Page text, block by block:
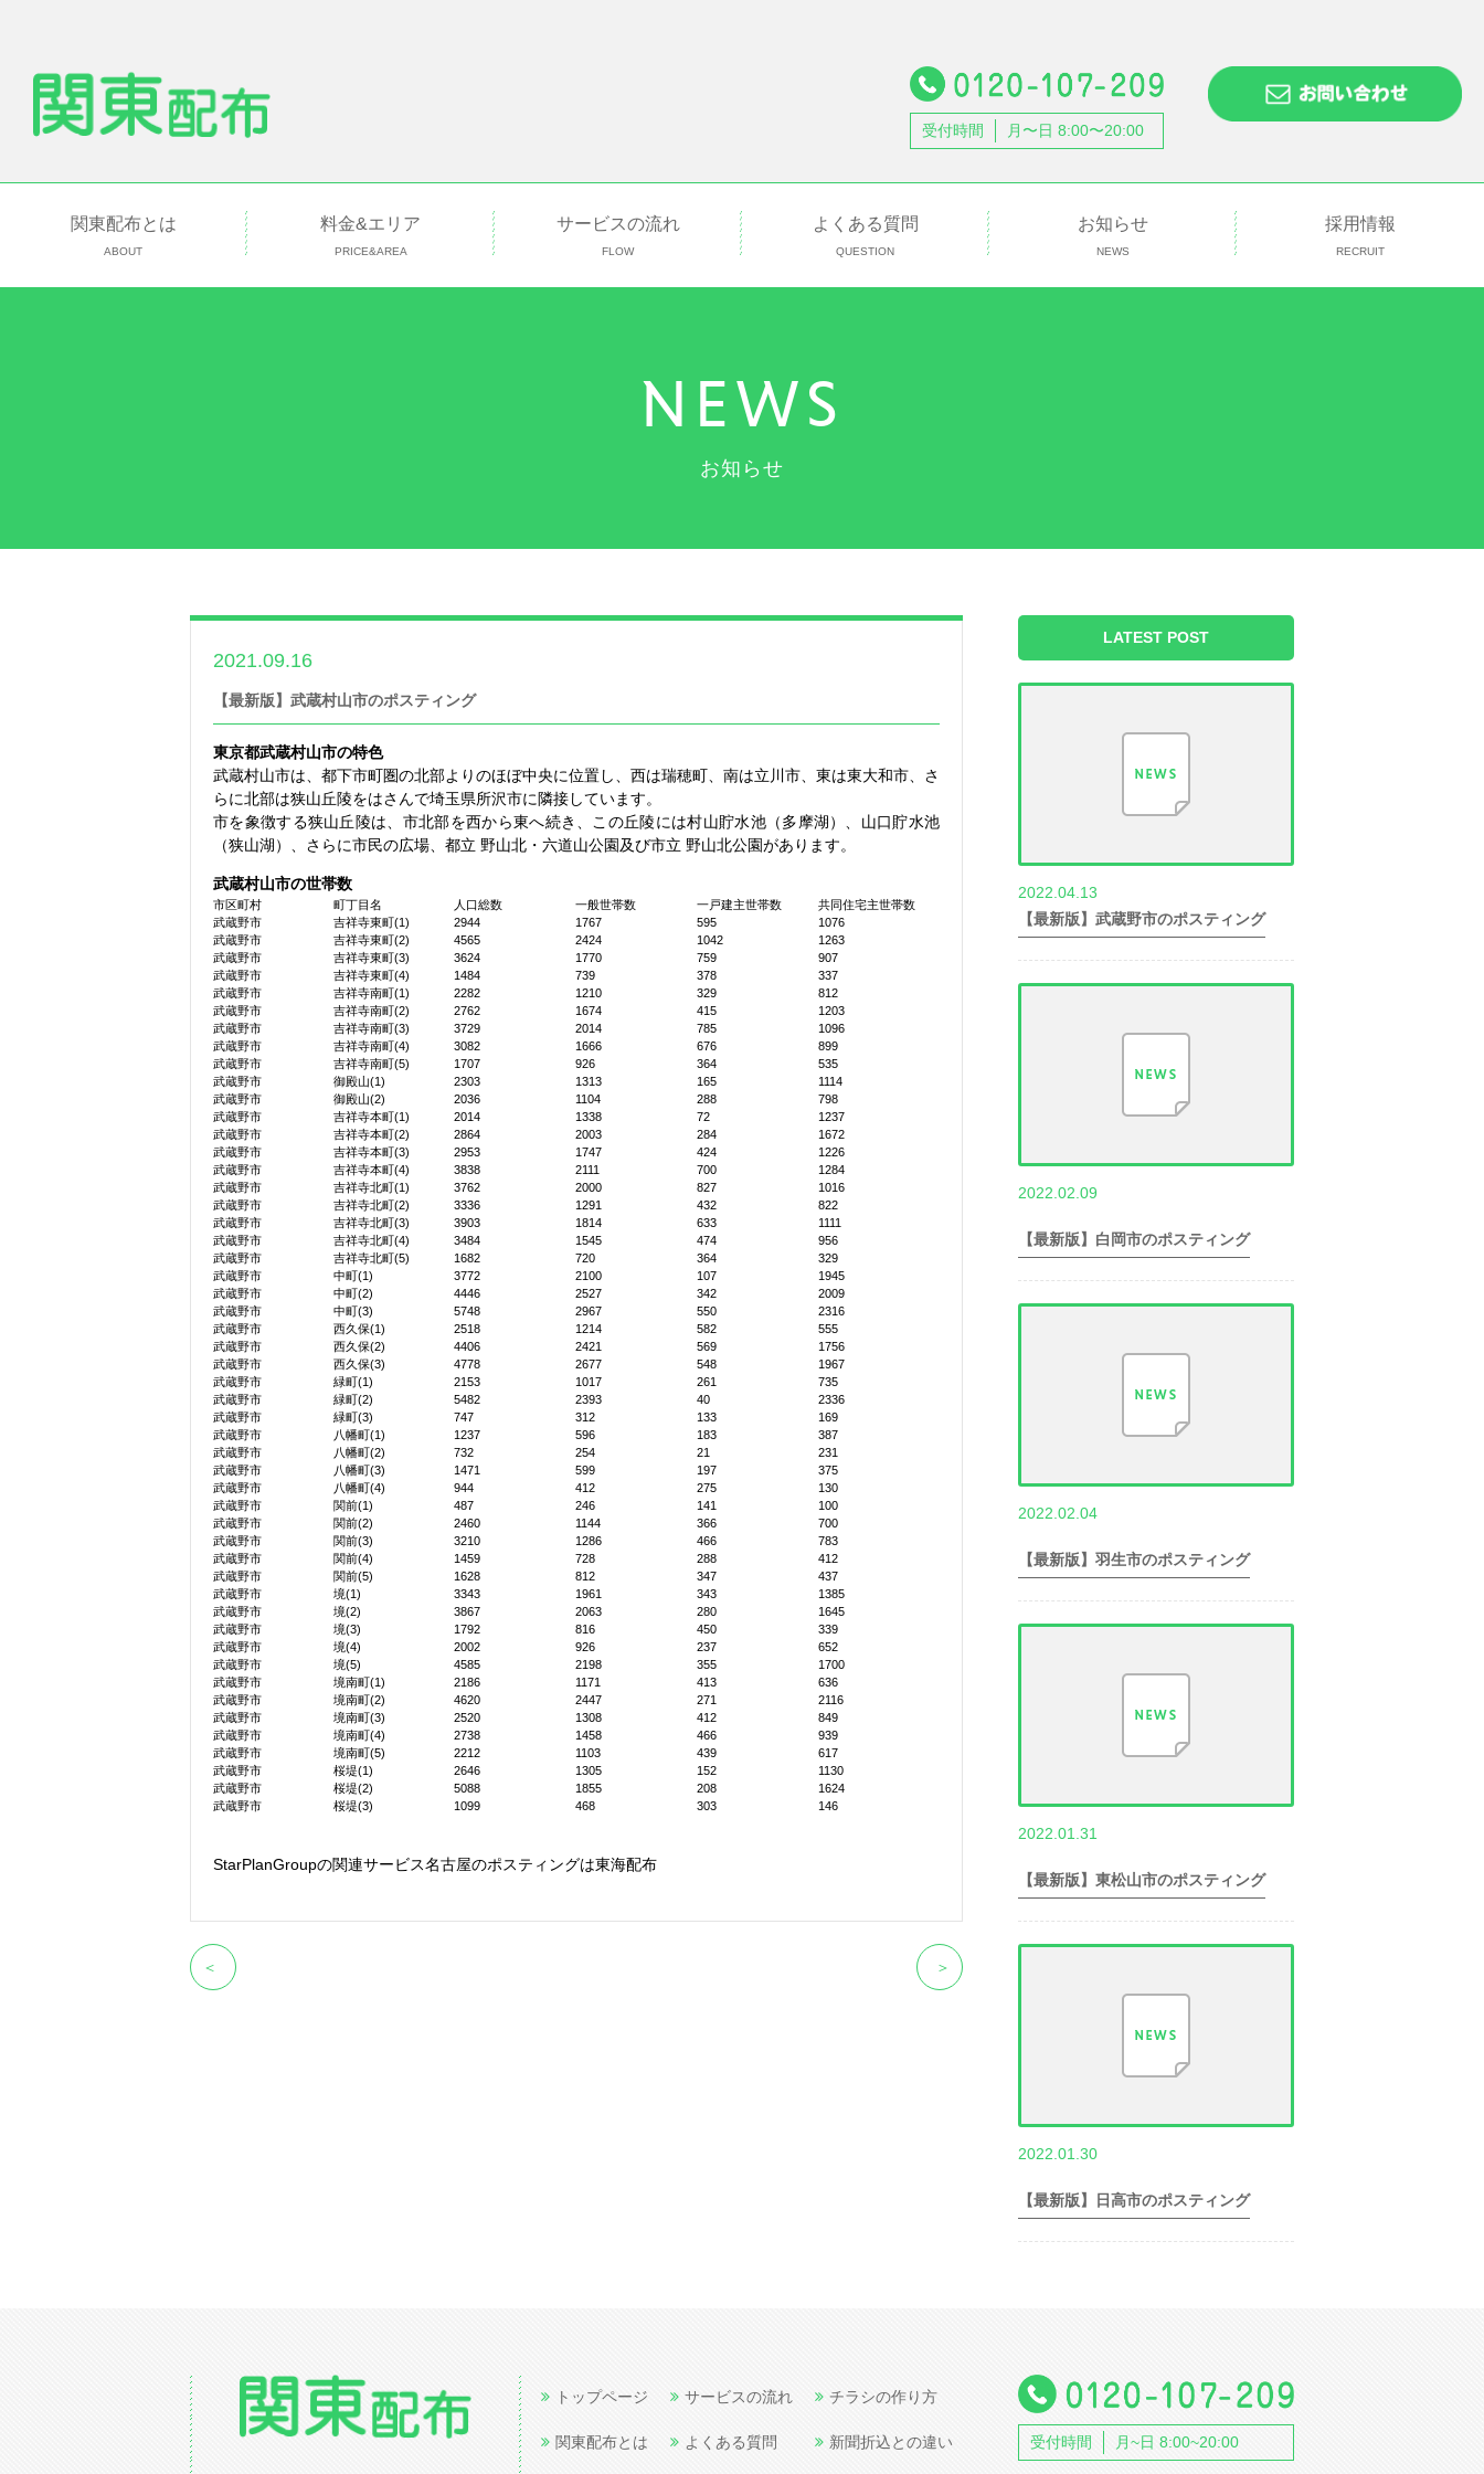
受付時間 月〜日 8:00〜20:00
関東配布とは
ABOUT
料金&エリア
PRICE&AREA
サービスの流れ
FLOW
よくある質問
QUESTION
お知らせ
NEWS
採用情報
RECRUIT
NEWS
お知らせ
2021.09.16
【最新版】武蔵村山市のポスティング
東京都武蔵村山市の特色
武蔵村山市は、都下市町圏の北部よりのほぼ中央に位置し、西は瑞穂町、南は立川市、東は東大和市、さ
らに北部は狭山丘陵をはさんで埼玉県所沢市に隣接しています。
市を象徴する狭山丘陵は、市北部を西から東へ続き、この丘陵には村山貯水池（多摩湖）、山口貯水池
（狭山湖）、さらに市民の広場、都立 野山北・六道山公園及び市立 野山北公園があります。
武蔵村山市の世帯数
市区町村 町丁目名 人口総数 一般世帯数 一戸建主世帯数
共同住宅主世帯数
武蔵野市
吉祥寺東町(1) 2944 1767 595
1076
武蔵野市
吉祥寺東町(2) 4565 2424 1042
1263
武蔵野市
吉祥寺東町(3) 3624 1770 759
907
武蔵野市
吉祥寺東町(4) 1484 739 378
337
武蔵野市
吉祥寺南町(1) 2282 1210 329
812
武蔵野市
吉祥寺南町(2) 2762 1674 415
1203
武蔵野市
吉祥寺南町(3) 3729 2014 785
1096
武蔵野市
吉祥寺南町(4) 3082 1666 676
899
武蔵野市
吉祥寺南町(5) 1707 926 364
535
武蔵野市
御殿山(1) 2303 1313 165
1114
武蔵野市
御殿山(2) 2036 1104 288
798
武蔵野市
吉祥寺本町(1) 2014 1338 72
1237
武蔵野市
吉祥寺本町(2) 2864 2003 284
1672
武蔵野市
吉祥寺本町(3) 2953 1747 424
1226
武蔵野市
吉祥寺本町(4) 3838 2111 700
1284
武蔵野市
吉祥寺北町(1) 3762 2000 827
1016
武蔵野市
吉祥寺北町(2) 3336 1291 432
822
武蔵野市
吉祥寺北町(3) 3903 1814 633
1111
武蔵野市
吉祥寺北町(4) 3484 1545 474
956
武蔵野市
吉祥寺北町(5) 1682 720 364
329
武蔵野市
中町(1) 3772 2100 107
1945
武蔵野市
中町(2) 4446 2527 342
2009
武蔵野市
中町(3) 5748 2967 550
2316
武蔵野市
西久保(1) 2518 1214 582
555
武蔵野市
西久保(2) 4406 2421 569
1756
武蔵野市
西久保(3) 4778 2677 548
1967
武蔵野市
緑町(1) 2153 1017 261
735
武蔵野市
緑町(2) 5482 2393 40
2336
武蔵野市
緑町(3) 747 312 133
169
武蔵野市
八幡町(1) 1237 596 183
387
武蔵野市
八幡町(2) 732 254 21
231
武蔵野市
八幡町(3) 1471 599 197
375
武蔵野市
八幡町(4) 944 412 275
130
武蔵野市
関前(1) 487 246 141
100
武蔵野市
関前(2) 2460 1144 366
700
武蔵野市
関前(3) 3210 1286 466
783
武蔵野市
関前(4) 1459 728 288
412
武蔵野市
関前(5) 1628 812 347
437
武蔵野市
境(1) 3343 1961 343
1385
武蔵野市
境(2) 3867 2063 280
1645
武蔵野市
境(3) 1792 816 450
339
武蔵野市
境(4) 2002 926 237
652
武蔵野市
境(5) 4585 2198 355
1700
武蔵野市
境南町(1) 2186 1171 413
636
武蔵野市
境南町(2) 4620 2447 271
2116
武蔵野市
境南町(3) 2520 1308 412
849
武蔵野市
境南町(4) 2738 1458 466
939
武蔵野市
境南町(5) 2212 1103 439
617
武蔵野市
桜堤(1) 2646 1305 152
1130
武蔵野市
桜堤(2) 5088 1855 208
1624
武蔵野市
桜堤(3) 1099 468 303 146
StarPlanGroupの関連サービス名古屋のポスティングは東海配布
＞
＜
LATEST POST
2022.04.13
【最新版】武蔵野市のポスティング
2022.02.09
【最新版】白岡市のポスティング
2022.02.04
【最新版】羽生市のポスティング
2022.01.31
【最新版】東松山市のポスティング
2022.01.30
【最新版】日高市のポスティング
トップページ
関東配布とは
サービスの流れ
よくある質問
チラシの作り方
新聞折込との違い 受付時間 月~日 8:00~20:00